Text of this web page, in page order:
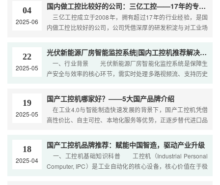
04
2025-06
国内做工控比较好的公司：三亿工控——17年的专业技术沉淀
三亿工控成立于2008年，拥有超过17年的行业经验，是国
内做工控比较好的公司，公司凭借深厚的研发积淀与对工业场
22
2025-05
光伏新能源厂房智能监控系统|国内工控机推荐解决方案
一、行业背景 光伏新能源厂房智能化监控系统是保障生
产安全与效率的核心环节，需实时处理多路视频流、支持历史
19
2025-05
国产工控机哪家好？——5大国产品牌介绍
在工业4.0与智能制造快速发展的背景下，国产工控机凭借
高性价比、自主可控、本地化服务等优势，正逐步替代进口品
18
2025-04
国产工控机品牌推荐：赋能中国智造，驱动产业升级
一、工控机基础知识科普 工控机（Industrial Personal
Computer, IPC）是工业自动化的核心设备，核心价值在于极